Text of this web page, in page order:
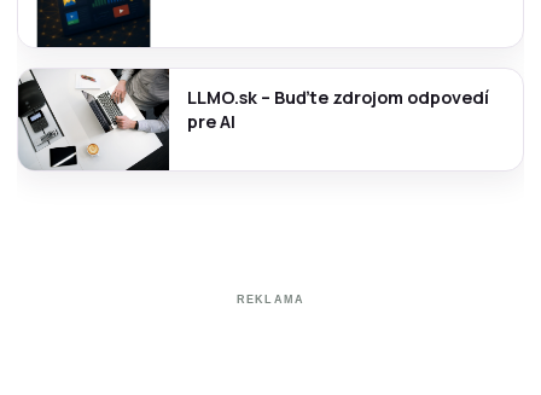
LLMO.sk – Buďte zdrojom odpovedí
pre AI
REKLAMA